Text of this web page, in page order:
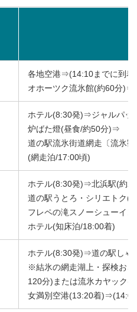
各地空港⇒(14:10までに到
オホーツク流氷館(約60分
ホテル(8:30発)⇒ジャルパッ
炉ばた燈(昼食/約50分)⇒
道の駅流氷街道網走〔流氷
(網走泊/17:00頃)
ホテル(8:30発)⇒北浜駅(約
道の駅うとろ・シリエトク(
フレペの滝スノーシューイ
ホテル(知床泊/18:00着)
ホテル(8:30発)⇒道の駅し
※結氷の網走湖上・探検お
120分)または流氷カヤック(
女満別空港(13:20着